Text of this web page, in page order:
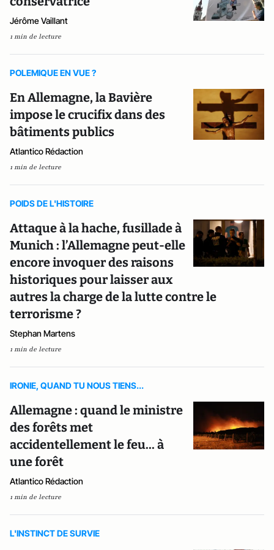
Jérôme Vaillant
1 min de lecture
POLEMIQUE EN VUE ?
En Allemagne, la Bavière
impose le crucifix dans des
bâtiments publics
Atlantico Rédaction
1 min de lecture
POIDS DE L'HISTOIRE
Attaque à la hache, fusillade à
Munich : l’Allemagne peut-elle
encore invoquer des raisons
historiques pour laisser aux
autres la charge de la lutte contre le
terrorisme ?
Stephan Martens
1 min de lecture
IRONIE, QUAND TU NOUS TIENS...
Allemagne : quand le ministre
des forêts met
accidentellement le feu... à
une forêt
Atlantico Rédaction
1 min de lecture
L'INSTINCT DE SURVIE